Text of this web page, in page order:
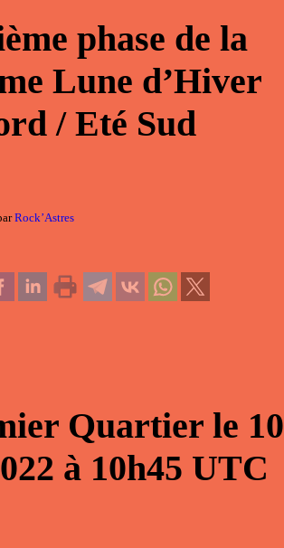
phase de la
Lune d’Hiver
/ Eté Sud
Rock’Astres
Quartier le 10
à 10h45 UTC